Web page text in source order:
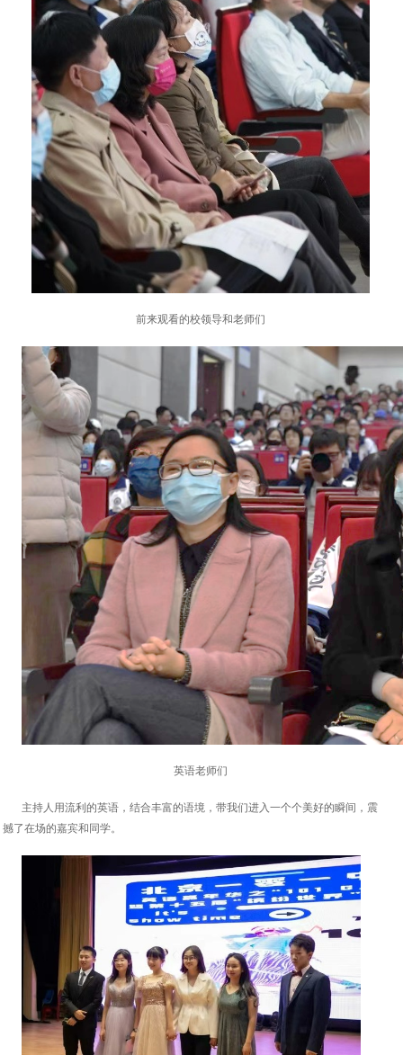
前来观看的校领导和老师们
英语老师们
主持人用流利的英语，结合丰富的语境，带我们进入一个个美好的瞬间，震
撼了在场的嘉宾和同学。